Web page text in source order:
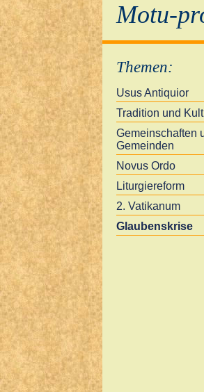
Motu-
Themen:
Usus Antiquior
Tradition und
Gemeinschaften
Gemeinden
Novus Ordo
Liturgiereform
2. Vatikanum
Glaubenskrise